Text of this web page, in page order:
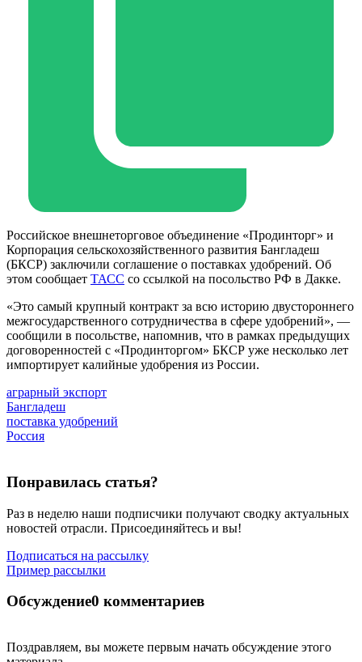
Российское внешнеторговое объединение «Продинторг» и
Корпорация сельскохозяйственного развития Бангладеш
(БКСР) заключили соглашение о поставках удобрений. Об
этом сообщает ТАСС со ссылкой на посольство РФ в Дакке.
«Это самый крупный контракт за всю историю двустороннего
межгосударственного сотрудничества в сфере удобрений», —
сообщили в посольстве, напомнив, что в рамках предыдущих
договоренностей с «Продинторгом» БКСР уже несколько лет
импортирует калийные удобрения из России.
аграрный экспорт
Бангладеш
поставка удобрений
Россия
Понравилась статья?
Раз в неделю наши подписчики получают сводку актуальных
новостей отрасли. Присоединяйтесь и вы!
Подписаться на рассылку
Пример рассылки
Обсуждение0 комментариев
Поздравляем, вы можете первым начать обсуждение этого